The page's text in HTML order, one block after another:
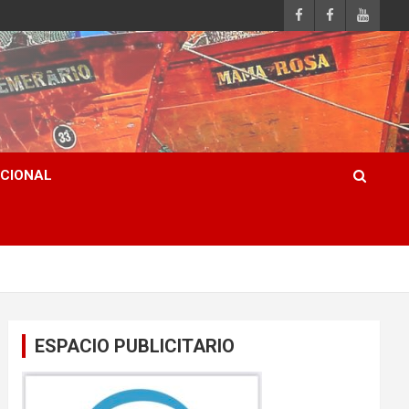
ESPACIO PUBLICITARIO